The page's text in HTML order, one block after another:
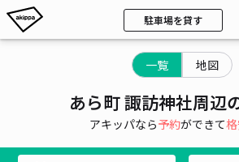
駐車場を貸す
一覧 地図
あら町 諏訪神社周辺
アキッパなら予約ができて